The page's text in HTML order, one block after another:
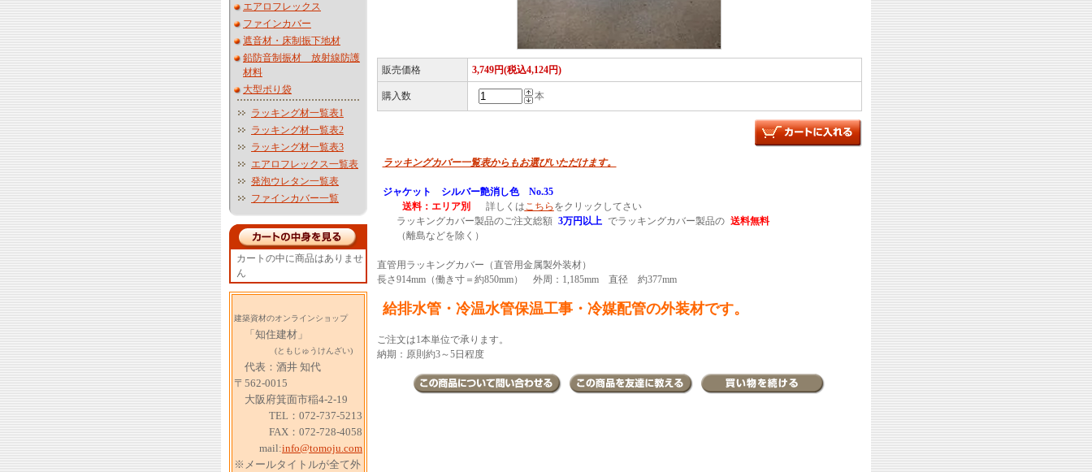
エアロフレックス
ファインカバー
遮音材・床制振下地材
鉛防音制振材 放射線防護
材料
大型ポり袋
ラッキング材一覧表1
ラッキング材一覧表2
ラッキング材一覧表3
エアロフレックス一覧表
発泡ウレタン一覧表
ファインカバー一覧
カートの中に商品はありませ
ん
建築資材のオンラインショップ
「知住建材」
(ともじゅうけんざい)
代表：酒井 知代
〒562-0015
大阪府箕面市稲4-2-19
TEL：072-737-5213
FAX：072-728-4058
mail:info@tomoju.com
※メールタイトルが全て外
販売価格 3,749円(税込4,124円)
購入数 本
ラッキングカバー一覧表からもお選びいただけます。
ジャケット シルバー艶消し色 No.35
送料：エリア別
詳しくはこちら をクリックしてさい
ラッキングカバー製品のご注文総額 3万円以上 でラッキングカバー製品の 送料無料
（離島などを除く）
直管用ラッキングカバー（直管用金属製外装材）
長さ914mm（働き寸＝約850mm） 外周：1,185mm 直径 約377mm
給排水管・冷温水管保温工事・冷媒配管の外装材です。
ご注文は1本単位で承ります。
納期：原則約3～5日程度